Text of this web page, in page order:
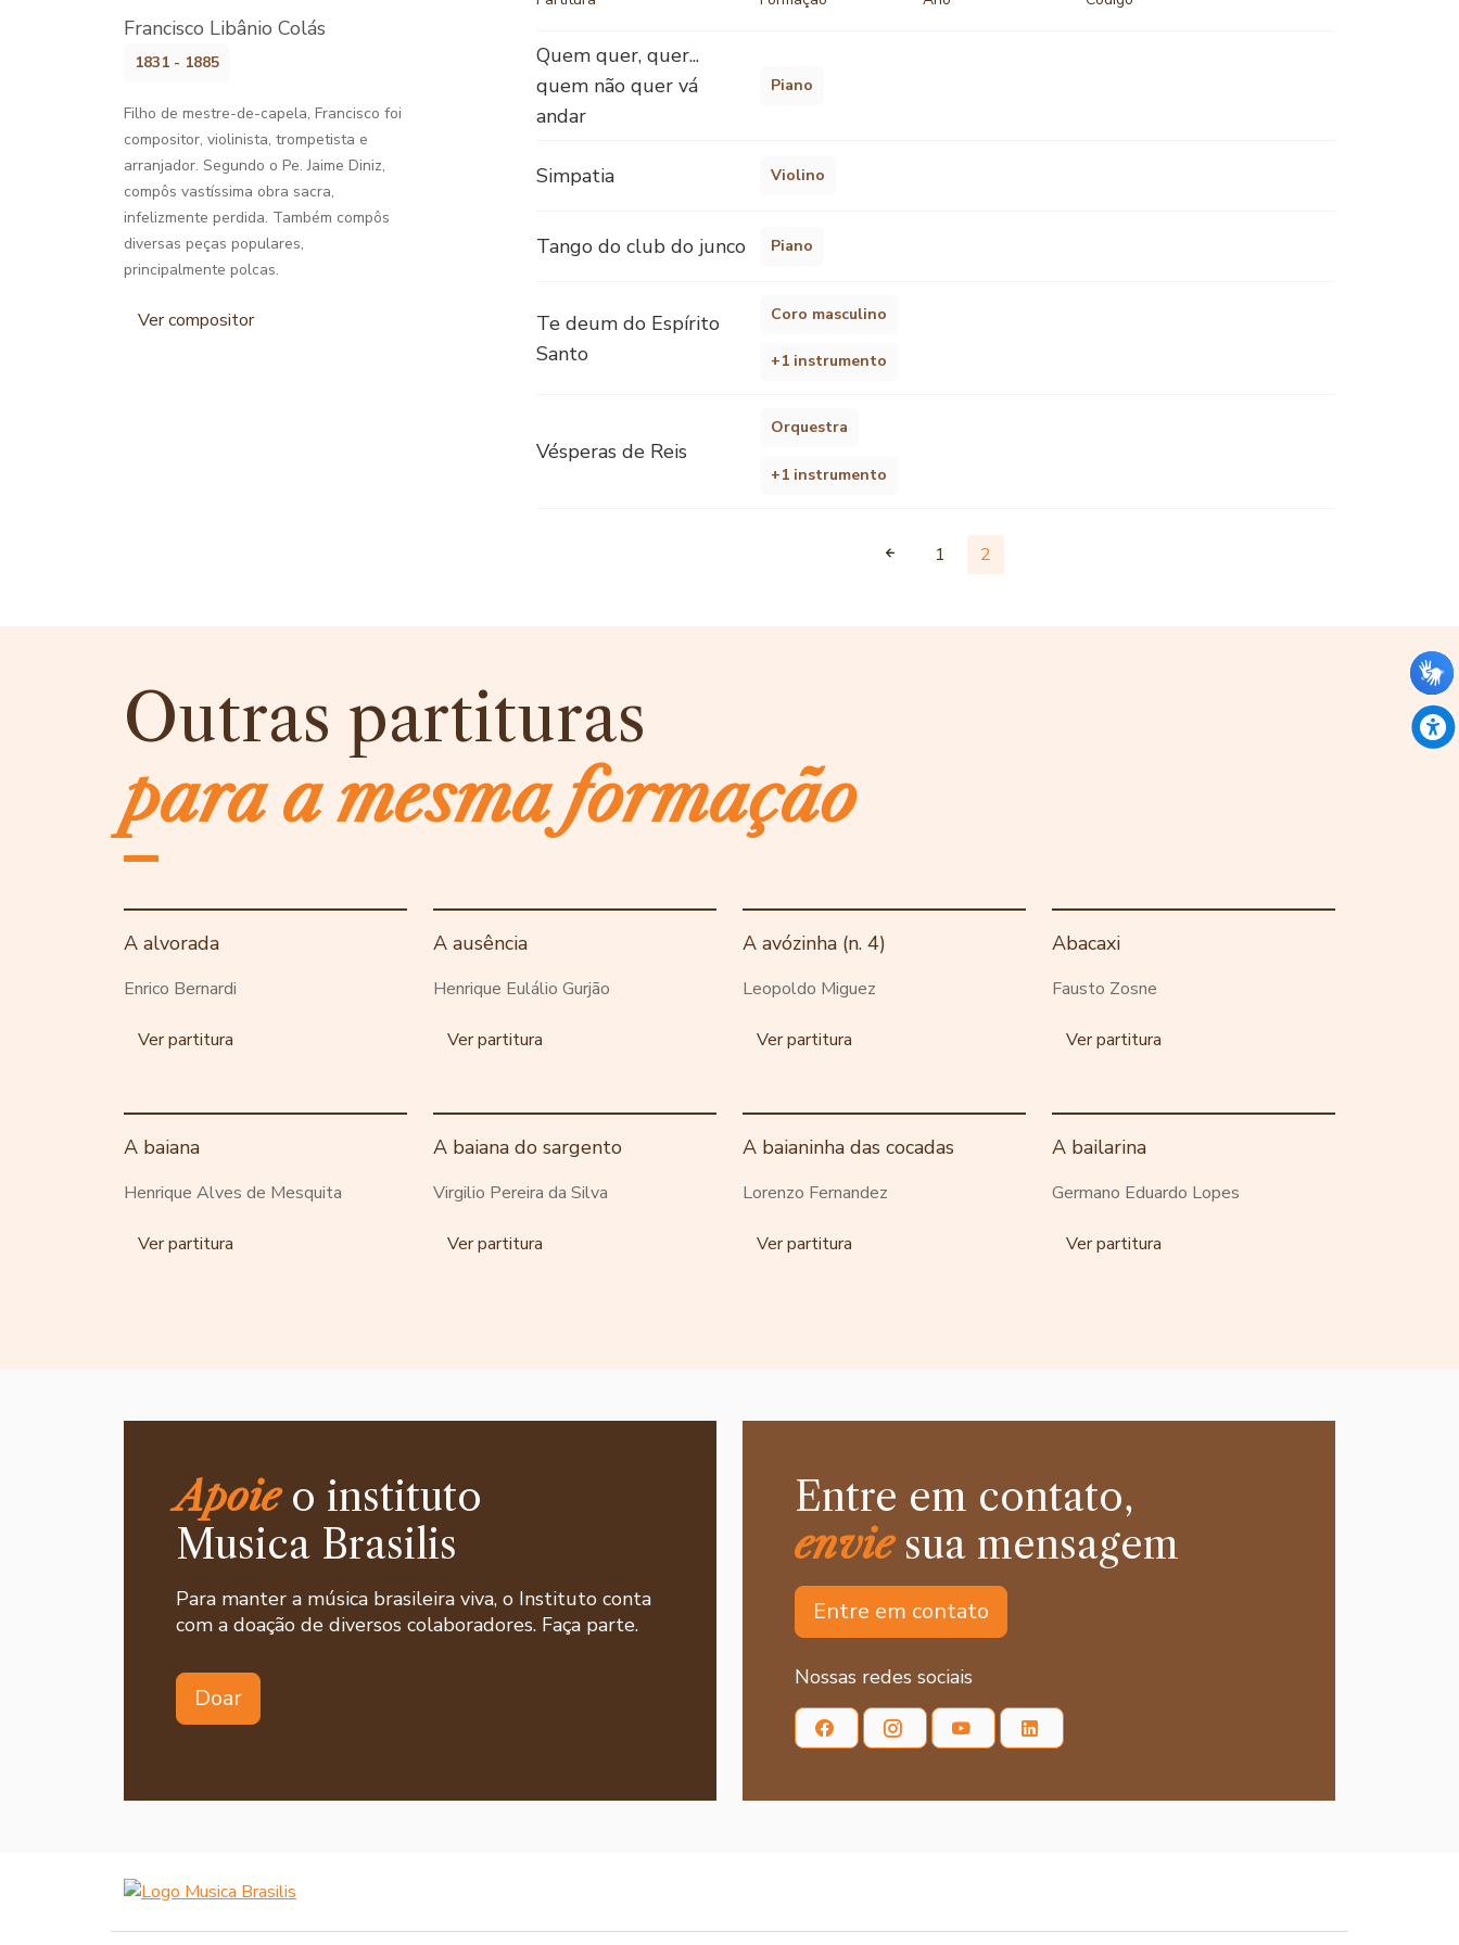
Francisco Libânio Colás
1831 - 1885
Filho de mestre-de-capela, Francisco foi
compositor, violinista, trompetista e
arranjador. Segundo o Pe. Jaime Diniz,
compôs vastíssima obra sacra,
infelizmente perdida. Também compôs
diversas peças populares,
principalmente polcas.
Ver compositor
Quem quer, quer...
quem não quer vá
andar
Piano
Simpatia Violino
Tango do club do junco Piano
Te deum do Espírito
Santo
Coro masculino
+1 instrumento
Vésperas de Reis
Orquestra
+1 instrumento
1 2
Outras partituras
para a mesma formação
A alvorada
Enrico Bernardi
Ver partitura
A ausência
Henrique Eulálio Gurjão
Ver partitura
A avózinha (n. 4)
Leopoldo Miguez
Ver partitura
Abacaxi
Fausto Zosne
Ver partitura
A baiana
Henrique Alves de Mesquita
Ver partitura
A baiana do sargento
Virgilio Pereira da Silva
Ver partitura
A baianinha das cocadas
Lorenzo Fernandez
Ver partitura
A bailarina
Germano Eduardo Lopes
Ver partitura
Apoieo instituto
Musica Brasilis
Para manter a música brasileira viva, o Instituto conta
com a doação de diversos colaboradores. Faça parte.
Doar
Entre em contato,
enviesua mensagem
Entre em contato
Nossas redes sociais